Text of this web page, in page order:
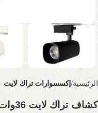
الرئيسية إكسسوارات تراك لايت
كشاف تراك لايت 36وات